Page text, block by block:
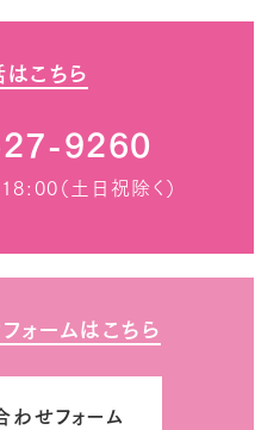
こちら
9260
（土日祝除く）
ォームはこちら
わせフォーム